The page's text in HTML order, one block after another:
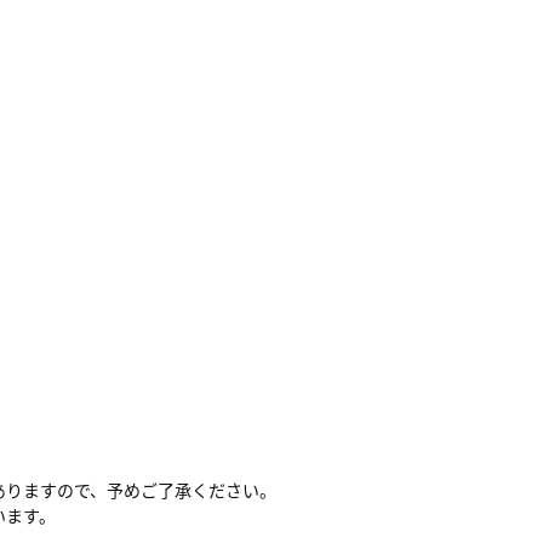
ますので、予めご了承ください。
す。